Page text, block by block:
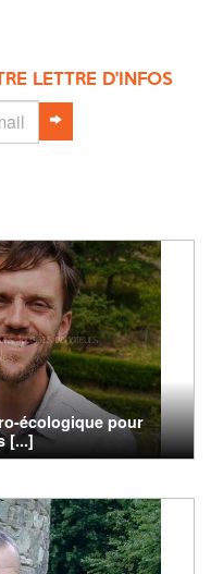
LETTRE D'INFOS
écologique pour
[...]